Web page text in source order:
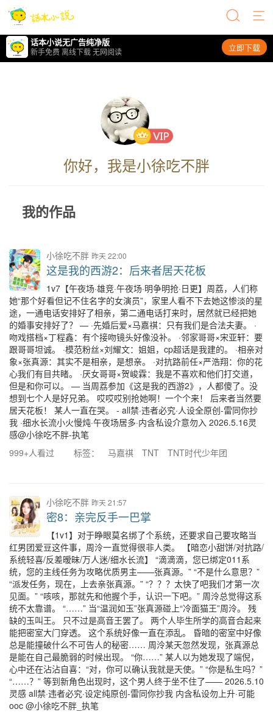
话本小说无广告纯净版
新手免费 离线下载 无网阅读 立即下载
你好，我是小徐吃不胖
我的作品
小徐吃不胖 昨天 22:00
这是我的西游2：后来者居天花板
1v7【午夜场·雄竞·午夜场·明争明抢·日更】周荔，人们称
她“那个好看但记不住名字的女演员”，家里人看不下去她这惨淡的星
途，一通电话安排好了相亲，第二通电话打来时，居然就已经把她
的婚事安排好了？ — ·先婚后爱×马嘉祺：只有我们是合法夫妻。 ·
吻戏搭档×丁程鑫：有个接吻镜头好像没补。 ·邻家哥哥×宋亚轩：要
跟哥哥坦诚。 ·模范粉丝×刘耀文：姐姐，cp超话是我建的。 ·相亲对
象×张真源：其实不是相亲，是想亲。 ·对抗路前任×严浩翔：你的花
心我们有目共睹。 ·厌女哥哥×贺峻霖：我是不喜欢和他们打交道，
但是和你可以。 — 当周荔参加《这是我的西游2》，人都傻了。没
想到七个人是好兄弟。 哎哎哎别抢她啊！一个个来！ 后来者当然要
居天花板！ 某人一直在哭。 - all禁·违者必究·人设全原创-雷同你抄
我 ·细水长流小火慢炖·午夜场居多·内含私设介意勿入 2026.5.16灵
感@小徐吃不胖-执笔
999+人看过
标签： 马嘉祺 TNT TNT时代少年团
小徐吃不胖 昨天 21:57
密8：亲完反手一巴掌
【1v1】对于睁眼莫名绑了个系统，还要求自己要攻略当
红男团爱豆这件事，周泠一直觉得很非人类。 【暗恋小甜饼/对抗路/
系统轻喜/反差暧昧/万人迷/细水长流】 “滴滴滴，您已绑定011系
统，您的主线任务为攻略优质男主——张真源。” “不是什么意思？”
“派发任务，现在，上去亲张真源。” “？？？太快了吧我们才第一次
见面。” “咳咳，那就先和他握个手，认识一下吧。” 周泠总觉得这系
统不太靠谱。 “……” 当“温润如玉”张真源碰上“冷面猫王”周泠。 残
缺的玉叫王。 只不过是高音王罢了。 两个人毕生所学的高音合起来
能把密室大门穿透。 这个系统好像一直在添乱。 昏暗的密室中好像
总是能撞破什么不可告人的秘密…… 周泠某天忽然发现，张真源总
是能在自己最脆弱的时候出现。 “你……” 某人以为她发现了端倪，
心中还在沾沾自喜：“对，你可以确认我就是天使。” “你是私生吗？”
“……？” 等到新角色出现时，这个男人终于坐不住了—— 2026.5.10
灵感 all禁·违者必究·设定纯原创-雷同你抄我 内含私设勿上升·可能
ooc @小徐吃不胖_执笔